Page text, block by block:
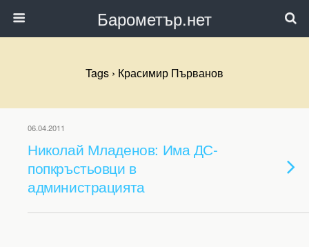
Барометър.нет
Tags › Красимир Първанов
06.04.2011
Николай Младенов: Има ДС-
попкръстьовци в
администрацията